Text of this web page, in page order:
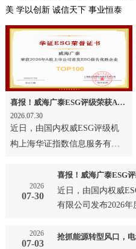
美 学以创新 诚信天下 事业恒泰
喜报！威海广泰ESG评级荣获AAA级 可持续发展实力获权威认可
2026.07.30
近日，由国内权威ESG评级机
构上海华证指数信息服务有限
单及评级结果，威海广泰成
功…
2026
07-30
近日，由国内权威
有限公司发布2026
2026
07-03
抢抓能源转型风口，